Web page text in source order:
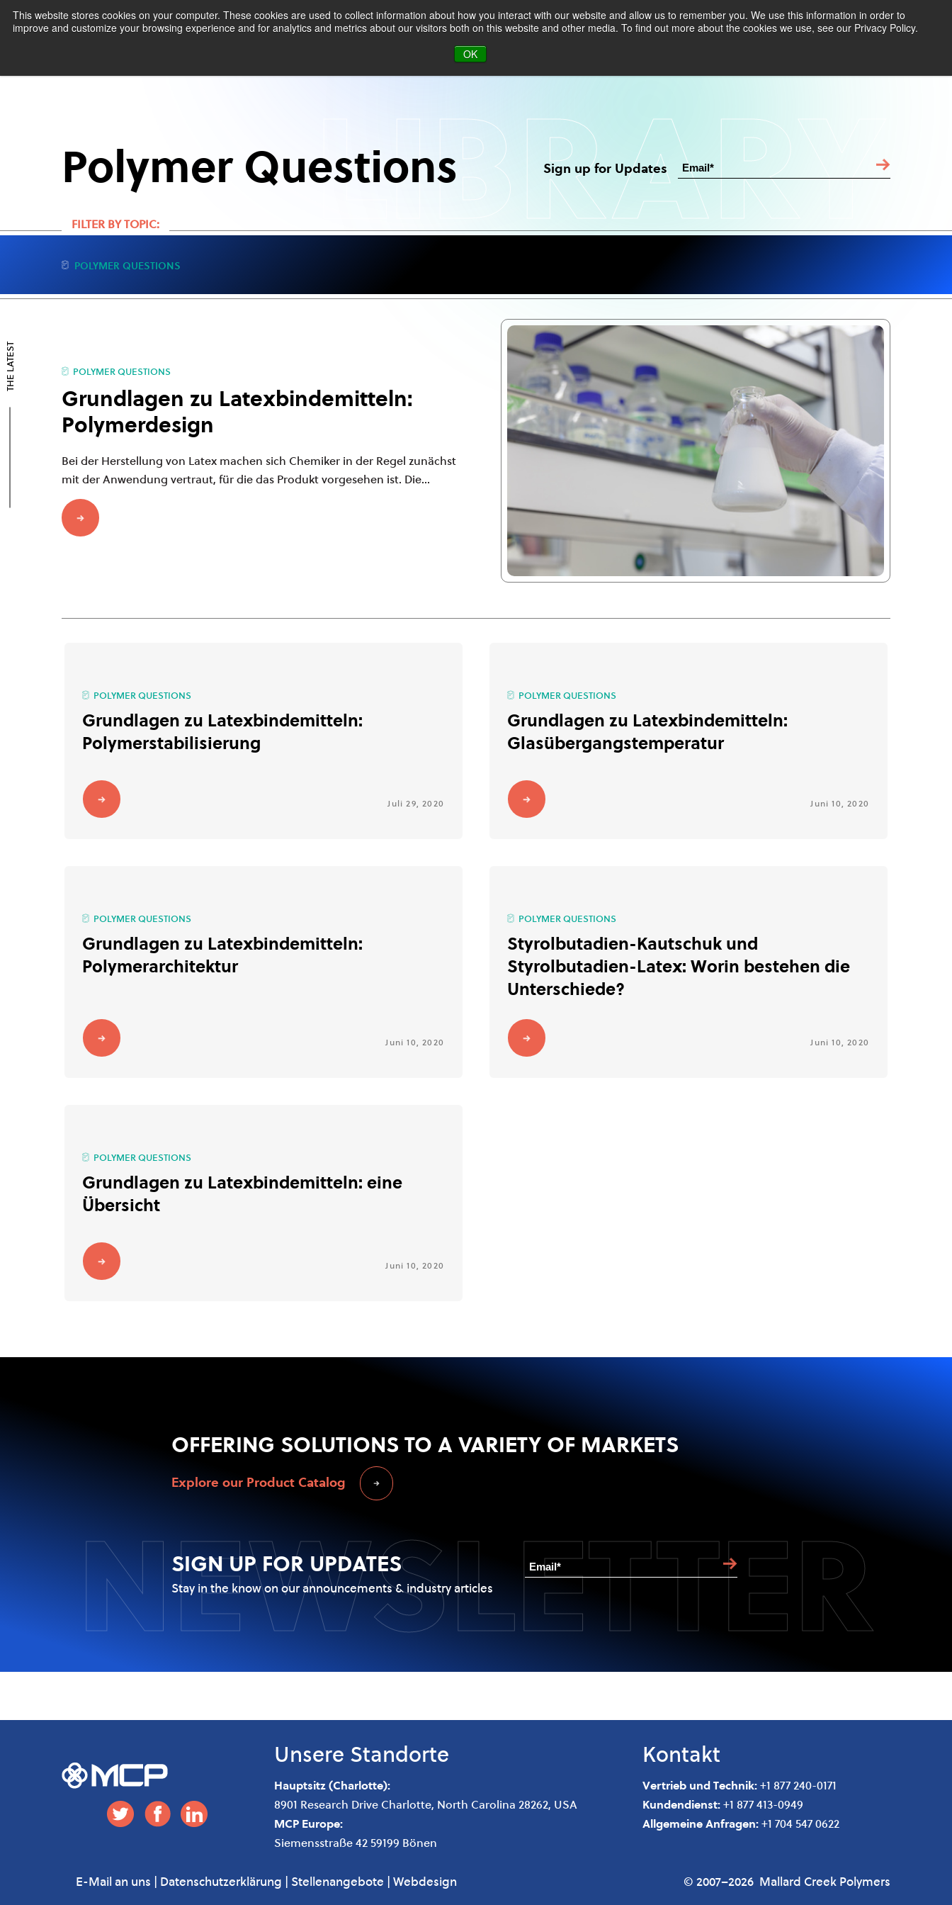
This website stores cookies on your computer. These cookies are used to collect information about how you interact with our website and allow us to remember you. We use this information in order to
improve and customize your browsing experience and for analytics and metrics about our visitors both on this website and other media. To find out more about the cookies we use, see our Privacy Policy.
OK
Products & Markets About Blog Find Your Polymer Speak to an Expert
LIBRARY
Polymer Questions Sign up for Updates
FILTER BY TOPIC:
POLYMER QUESTIONS
THE LATEST POLYMER QUESTIONS
Grundlagen zu Latexbindemitteln:
Polymerdesign
Bei der Herstellung von Latex machen sich Chemiker in der Regel zunächst
mit der Anwendung vertraut, für die das Produkt vorgesehen ist. Die...
POLYMER QUESTIONS
Grundlagen zu Latexbindemitteln:
Polymerstabilisierung
Juli 29, 2020
POLYMER QUESTIONS
Grundlagen zu Latexbindemitteln:
Glasübergangstemperatur
Juni 10, 2020
POLYMER QUESTIONS
Grundlagen zu Latexbindemitteln:
Polymerarchitektur
Juni 10, 2020
POLYMER QUESTIONS
Styrolbutadien-Kautschuk und
Styrolbutadien-Latex: Worin bestehen die
Unterschiede?
Juni 10, 2020
POLYMER QUESTIONS
Grundlagen zu Latexbindemitteln: eine
Übersicht
Juni 10, 2020
OFFERING SOLUTIONS TO A VARIETY OF MARKETS
Explore our Product Catalog
NEWSLETTER
SIGN UP FOR UPDATES
Stay in the know on our announcements & industry articles
Unsere Standorte
Hauptsitz (Charlotte):
8901 Research Drive Charlotte, North Carolina 28262, USA
MCP Europe:
Siemensstraße 42 59199 Bönen
Kontakt
Vertrieb und Technik:+1 877 240-0171
Kundendienst:+1 877 413-0949
Allgemeine Anfragen:+1 704 547 0622
E-Mail an uns | Datenschutzerklärung | Stellenangebote | Webdesign © 2007–2026 Mallard Creek Polymers